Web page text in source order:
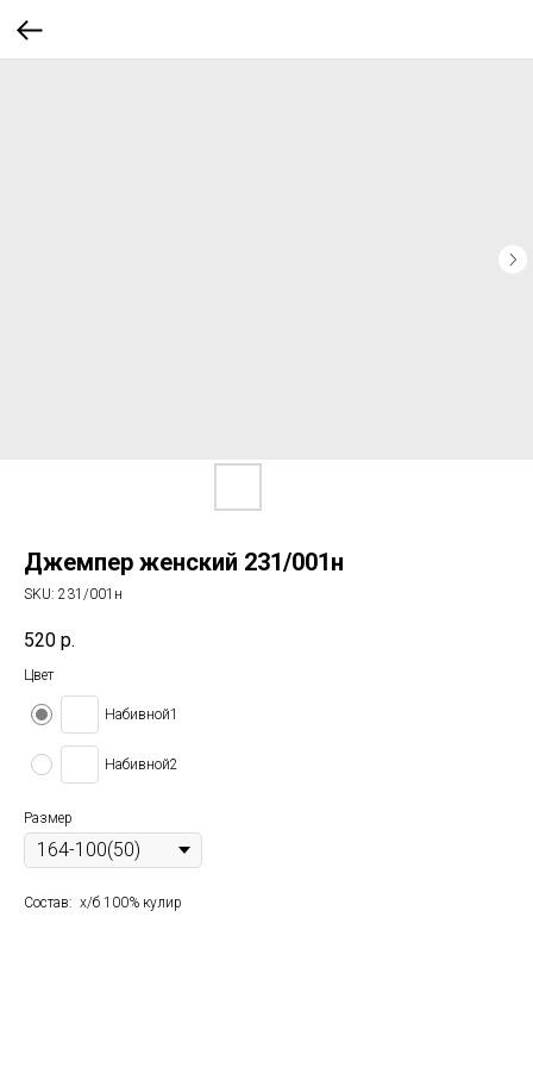
Джемпер женский 231/001н
SKU: 231/001н
520 р.
Цвет
Набивной1
Набивной2
Размер
Состав: х/б 100% кулир